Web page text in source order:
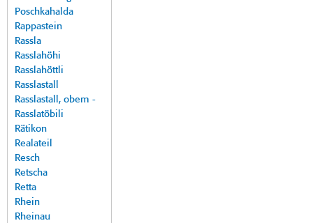
Poschkahalda
Rappastein
Rassla
Rasslahöhi
Rasslahöttli
Rasslastall
Rasslastall, obem -
Rasslatöbili
Rätikon
Realateil
Resch
Retscha
Retta
Rhein
Rheinau